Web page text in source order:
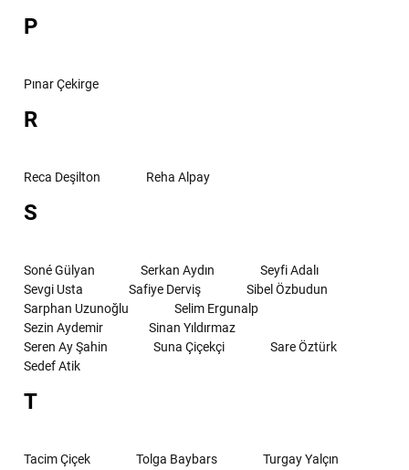
P
Pınar Çekirge
R
Reca Deşilton Reha Alpay
S
Soné Gülyan Serkan Aydın
Seyfi Adalı
Sevgi Usta
Safiye Derviş
Sibel Özbudun
Sarphan Uzunoğlu
Selim Ergunalp
Sezin Aydemir
Sinan Yıldırmaz
Seren Ay Şahin
Suna Çiçekçi
Sare Öztürk
Sedef Atik
T
Tacim Çiçek Tolga Baybars
Turgay Yalçın